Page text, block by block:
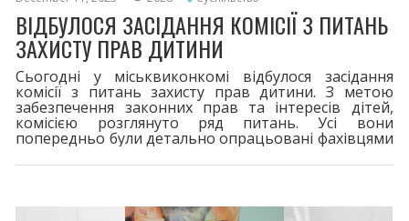
ВІДБУЛОСЯ ЗАСІДАННЯ КОМІСІЇ З ПИТАНЬ
ЗАХИСТУ ПРАВ ДИТИНИ
Сьогодні у міськвиконкомі відбулося засідання
комісії з питань захисту прав дитини. З метою
забезпечення законних прав та інтересів дітей,
комісією розглянуто ряд питань. Усі вони
попередньо були детально опрацьовані фахівцями
результатами засідання були прийняті компетентні